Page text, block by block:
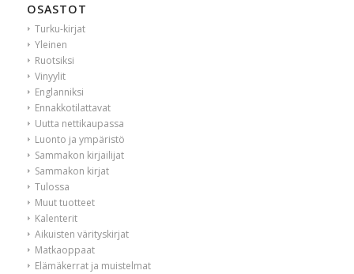
OSASTOT
Turku-kirjat
Yleinen
Ruotsiksi
Vinyylit
Englanniksi
Ennakkotilattavat
Uutta nettikaupassa
Luonto ja ympäristö
Sammakon kirjailijat
Sammakon kirjat
Tulossa
Muut tuotteet
Kalenterit
Aikuisten värityskirjat
Matkaoppaat
Elämäkerrat ja muistelmat